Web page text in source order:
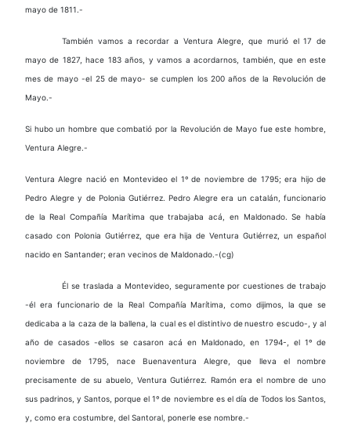
mayo de 1811.-
También vamos a recordar a Ventura Alegre, que murió el 17 de
mayo de 1827, hace 183 años, y vamos a acordarnos, también, que en este
mes de mayo -el 25 de mayo- se cumplen los 200 años de la Revolución de
Mayo.-
Si hubo un hombre que combatió por la Revolución de Mayo fue este hombre,
Ventura Alegre.-
Ventura Alegre nació en Montevideo el 1º de noviembre de 1795; era hijo de
Pedro Alegre y de Polonia Gutiérrez. Pedro Alegre era un catalán, funcionario
de la Real Compañía Marítima que trabajaba acá, en Maldonado. Se había
casado con Polonia Gutiérrez, que era hija de Ventura Gutiérrez, un español
nacido en Santander; eran vecinos de Maldonado.-(cg)
Él se traslada a Montevideo, seguramente por cuestiones de trabajo
-él era funcionario de la Real Compañía Marítima, como dijimos, la que se
dedicaba a la caza de la ballena, la cual es el distintivo de nuestro escudo-, y al
año de casados -ellos se casaron acá en Maldonado, en 1794-, el 1º de
noviembre de 1795, nace Buenaventura Alegre, que lleva el nombre
precisamente de su abuelo, Ventura Gutiérrez. Ramón era el nombre de uno
sus padrinos, y Santos, porque el 1º de noviembre es el día de Todos los Santos,
y, como era costumbre, del Santoral, ponerle ese nombre.-